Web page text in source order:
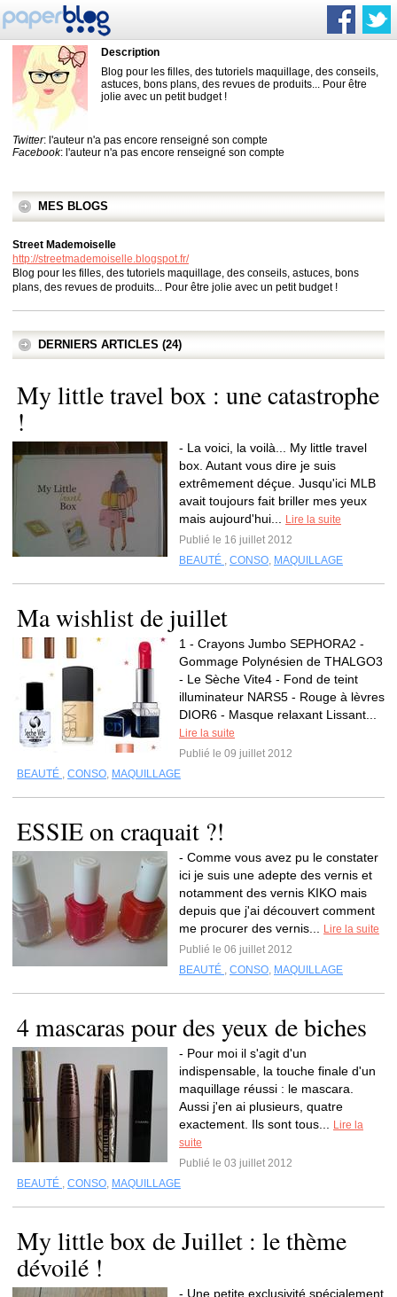
Description
Blog pour les filles, des tutoriels maquillage, des conseils,
astuces, bons plans, des revues de produits... Pour être
jolie avec un petit budget !
Twitter: l'auteur n'a pas encore renseigné son compte
Facebook: l'auteur n'a pas encore renseigné son compte
MES BLOGS
Street Mademoiselle
http://streetmademoiselle.blogspot.fr/
Blog pour les filles, des tutoriels maquillage, des conseils, astuces, bons
plans, des revues de produits... Pour être jolie avec un petit budget !
DERNIERS ARTICLES (24)
My little travel box : une catastrophe
!
- La voici, la voilà... My little travel
box. Autant vous dire je suis
extrêmement déçue. Jusqu'ici MLB
avait toujours fait briller mes yeux
mais aujourd'hui...
Lire la suite
Publié le 16 juillet 2012
BEAUTÉ , CONSO, MAQUILLAGE
Ma wishlist de juillet
1 - Crayons Jumbo SEPHORA2 -
Gommage Polynésien de THALGO3
- Le Sèche Vite4 - Fond de teint
illuminateur NARS5 - Rouge à lèvres
DIOR6 - Masque relaxant Lissant...
Lire la suite
Publié le 09 juillet 2012
BEAUTÉ , CONSO, MAQUILLAGE
ESSIE on craquait ?!
- Comme vous avez pu le constater
ici je suis une adepte des vernis et
notamment des vernis KIKO mais
depuis que j'ai découvert comment
me procurer des vernis...
Lire la suite
Publié le 06 juillet 2012
BEAUTÉ , CONSO, MAQUILLAGE
4 mascaras pour des yeux de biches
- Pour moi il s'agit d'un
indispensable, la touche finale d'un
maquillage réussi : le mascara.
Aussi j'en ai plusieurs, quatre
exactement. Ils sont tous...
Lire la
suite
Publié le 03 juillet 2012
BEAUTÉ , CONSO, MAQUILLAGE
My little box de Juillet : le thème
dévoilé !
- Une petite exclusivité spécialement